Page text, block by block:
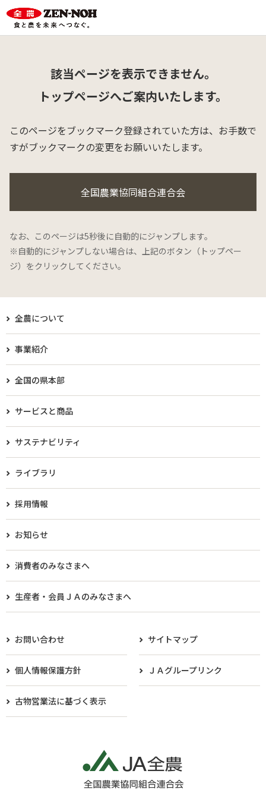
該当ページを表示できません。
トップページへご案内いたします。
このページをブックマーク登録されていた方は、 お手数で
すがブックマークの変更をお願いいたします。
全国農業協同組合連合会
なお、このページは5秒後に自動的にジャンプします。
※自動的にジャンプしない場合は、上記のボタン（トップペー
ジ）をクリックしてください。
全農について
事業紹介
全国の県本部
サービスと商品
サステナビリティ
ライブラリ
採用情報
お知らせ
消費者のみなさまへ
生産者・会員ＪＡのみなさまへ​
お問い合わせ サイトマップ
個人情報保護方針 ＪＡグループリンク
古物営業法に基づく表示